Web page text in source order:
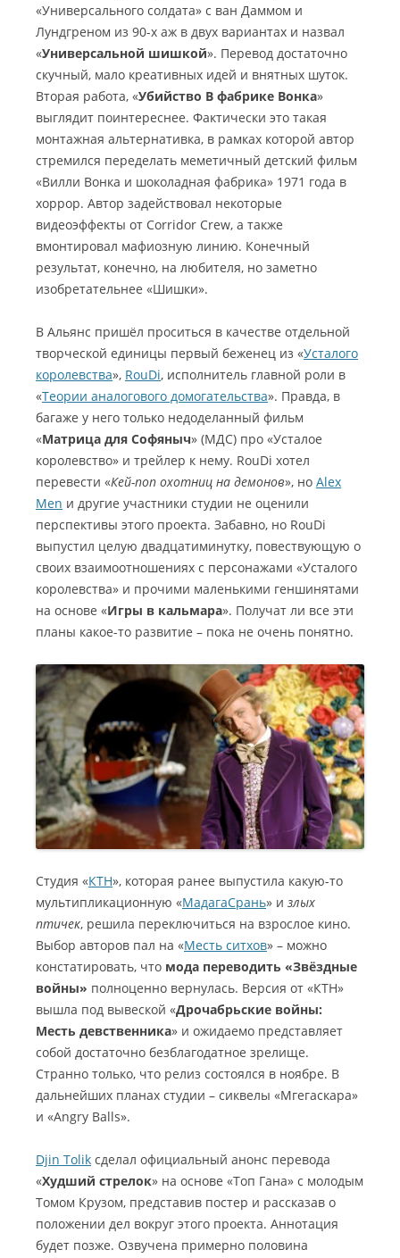
«Универсального солдата» с ван Даммом и
Лундгреном из 90-х аж в двух вариантах и назвал
«Универсальной шишкой». Перевод достаточно
скучный, мало креативных идей и внятных шуток.
Вторая работа, «Убийство В фабрике Вонка»
выглядит поинтереснее. Фактически это такая
монтажная альтернативка, в рамках которой автор
стремился переделать меметичный детский фильм
«Вилли Вонка и шоколадная фабрика» 1971 года в
хоррор. Автор задействовал некоторые
видеоэффекты от Corridor Crew, а также
вмонтировал мафиозную линию. Конечный
результат, конечно, на любителя, но заметно
изобретательнее «Шишки».
В Альянс пришёл проситься в качестве отдельной
творческой единицы первый беженец из «Усталого
королевства», RouDi, исполнитель главной роли в
«Теории аналогового домогательства». Правда, в
багаже у него только недоделанный фильм
«Матрица для Софяныч» (МДС) про «Усталое
королевство» и трейлер к нему. RouDi хотел
перевести «Кей-поп охотниц на демонов», но Alex
Men и другие участники студии не оценили
перспективы этого проекта. Забавно, но RouDi
выпустил целую двадцатиминутку, повествующую о
своих взаимоотношениях с персонажами «Усталого
королевства» и прочими маленькими геншинятами
на основе «Игры в кальмара». Получат ли все эти
планы какое-то развитие – пока не очень понятно.
Студия «КТН», которая ранее выпустила какую-то
мультипликационную «МадагаСрань» и злых
птичек, решила переключиться на взрослое кино.
Выбор авторов пал на «Месть ситхов» – можно
констатировать, что мода переводить «Звёздные
войны» полноценно вернулась. Версия от «КТН»
вышла под вывеской «Дрочабрьские войны:
Месть девственника» и ожидаемо представляет
собой достаточно безблагодатное зрелище.
Странно только, что релиз состоялся в ноябре. В
дальнейших планах студии – сиквелы «Мгегаскара»
и «Angry Balls».
Djin Tolik сделал официальный анонс перевода
«Худший стрелок» на основе «Топ Гана» с молодым
Томом Крузом, представив постер и рассказав о
положении дел вокруг этого проекта. Аннотация
будет позже. Озвучена примерно половина